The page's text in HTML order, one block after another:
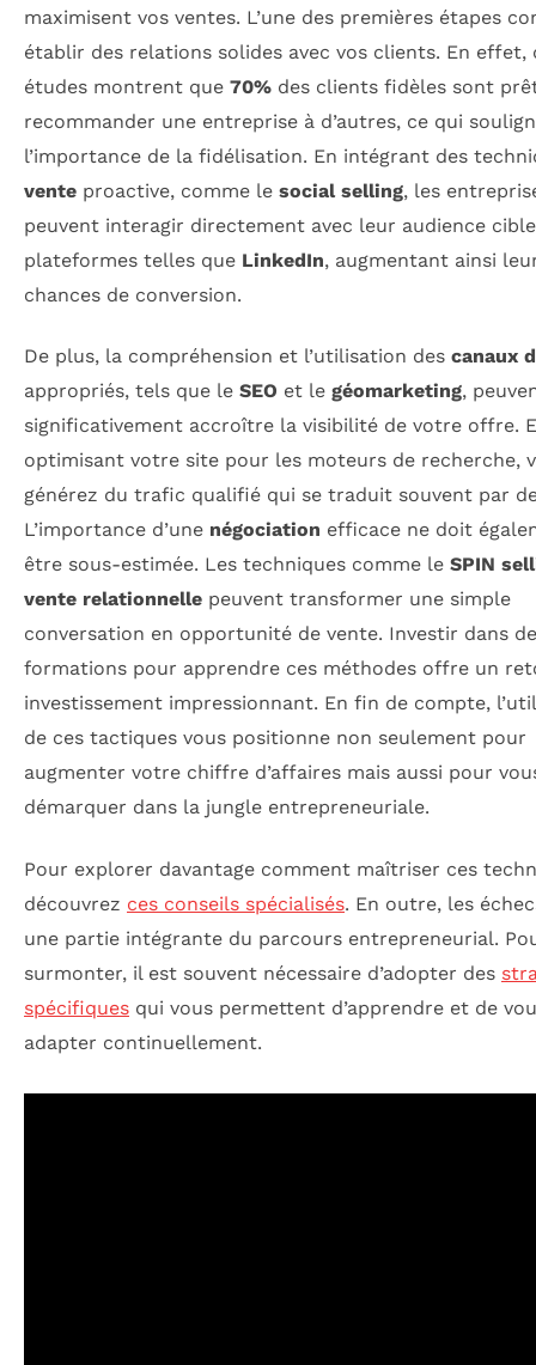
maximisent vos ventes. L’une des premières étapes
établir des relations solides avec vos clients. En effet,
études montrent que 70% des clients fidèles sont
recommander une entreprise à d’autres, ce qui
l’importance de la fidélisation. En intégrant des
vente proactive, comme le social selling, les
peuvent interagir directement avec leur audience
plateformes telles que LinkedIn, augmentant ainsi
chances de conversion.
De plus, la compréhension et l’utilisation des canaux
appropriés, tels que le SEO et le géomarketing,
significativement accroître la visibilité de votre offre.
optimisant votre site pour les moteurs de recherche,
générez du trafic qualifié qui se traduit souvent par
L’importance d’une négociation efficace ne doit
être sous-estimée. Les techniques comme le SPIN
vente relationnelle peuvent transformer une simple
conversation en opportunité de vente. Investir dans
formations pour apprendre ces méthodes offre un
investissement impressionnant. En fin de compte,
de ces tactiques vous positionne non seulement pour
augmenter votre chiffre d’affaires mais aussi pour
démarquer dans la jungle entrepreneuriale.
Pour explorer davantage comment maîtriser ces
découvrez ces conseils spécialisés. En outre, les
une partie intégrante du parcours entrepreneurial.
surmonter, il est souvent nécessaire d’adopter des
spécifiques qui vous permettent d’apprendre et de
adapter continuellement.